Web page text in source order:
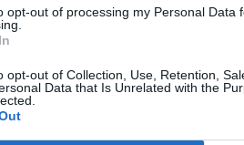
opt-out of processing my Personal Data
opt-out of Collection, Use, Retention,
Data that Is Unrelated with the